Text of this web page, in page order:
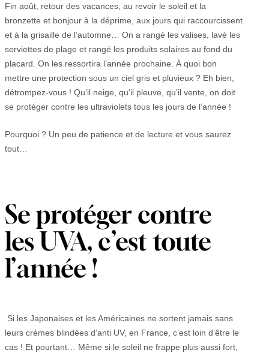
Fin août, retour des vacances, au revoir le soleil et la
bronzette et bonjour à la déprime, aux jours qui raccourcissent
et à la grisaille de l’automne… On a rangé les valises, lavé les
serviettes de plage et rangé les produits solaires au fond du
placard. On les ressortira l’année prochaine. À quoi bon
mettre une protection sous un ciel gris et pluvieux ? Eh bien,
détrompez-vous ! Qu’il neige, qu’il pleuve, qu’il vente, on doit
se protéger contre les ultraviolets tous les jours de l’année !
Pourquoi ? Un peu de patience et de lecture et vous saurez
tout…
Se protéger contre
les UVA, c’est toute
l’année !
Si les Japonaises et les Américaines ne sortent jamais sans
leurs crèmes blindées d’anti UV, en France, c’est loin d’être le
cas ! Et pourtant… Même si le soleil ne frappe plus aussi fort,